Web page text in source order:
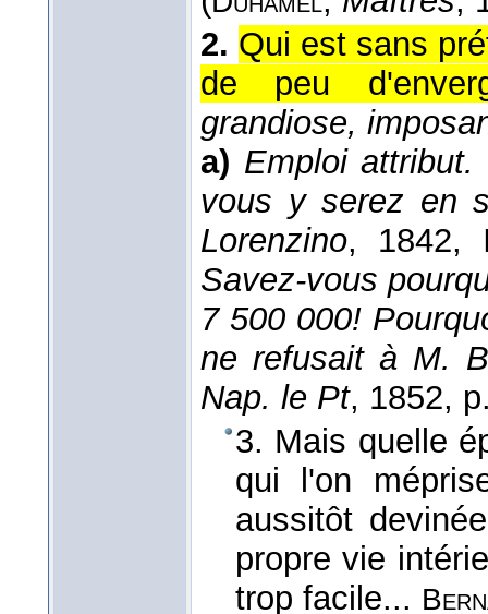
2. Qui est sans
de peu
grandiose,
a) Emploi attribut.
vous y serez en
Lorenzino, 1842,
Savez-vous
7 500 000!
ne refusait à M.
Nap. le Pt, 1852,
3. Mais quelle
qui l'on
aussitôt
propre vie
trop facile...